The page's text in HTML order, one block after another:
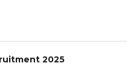
2025